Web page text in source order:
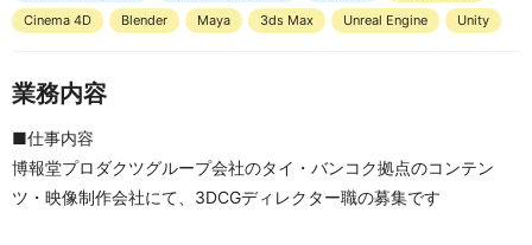
Cinema 4D
Blender Maya 3ds Max Unreal Engine Unity
業務内容
■仕事内容
博報堂プロダクツグループ会社のタイ・バンコク拠点のコンテン
ツ・映像制作会社にて、3DCGディレクター職の募集です